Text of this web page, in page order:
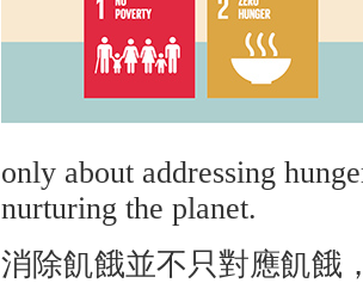
only about addressing
nurturing the planet.
消除飢餓並不只對應飢餓